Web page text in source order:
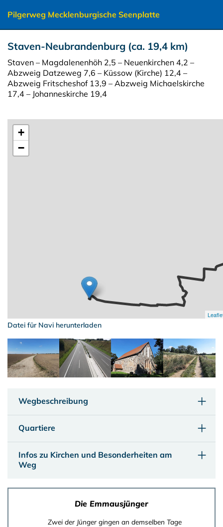
Pilgerweg Mecklenburgische Seenplatte
Staven-Neubrandenburg (ca. 19,4 km)
Staven – Magdalenenhöh 2,5 – Neuenkirchen 4,2 –
Abzweig Datzeweg 7,6 – Küssow (Kirche) 12,4 –
Abzweig Fritscheshof 13,9 – Abzweig Michaelskirche
17,4 – Johanneskirche 19,4
+
−
Datei für Navi herunterladen
Wegbeschreibung
Quartiere
Infos zu Kirchen und Besonderheiten am
Weg
Die Emmausjünger
Zwei der Jünger gingen an demselben Tage